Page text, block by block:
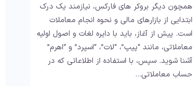
همچون دیگر بروکر های فارکس، نیازمند یک درک
ابتدایی از بازارهای مالی و نحوه انجام معاملات
است. پیش از آغاز، باید با دایره لغات و اصول اولیه
معاملاتی، مانند “پیپ”، “لات”، “اسپرد” و “اهرم”
آشنا شوید. سپس، با استفاده از اطلاعاتی که در
حساب معاملاتی…